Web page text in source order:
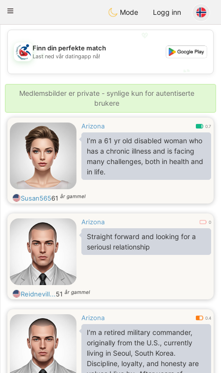
Handi Space
Toggle
Mode Logg inn
💖
💕
Finn din perfekte match
Last ned vår datingapp nå!
Medlemsbilder er private - synlige kun for autentiserte
brukere
Arizona 0.7
I’m a 61 yr old disabled woman who
has a chronic illness and is facing
many challenges, both in health and
in life.
Susan56561 år gammel
Arizona 0
Straight forward and looking for a
seriousl relationship
Reidnevill...51 år gammel
Arizona 0.4
I’m a retired military commander,
originally from the U.S., currently
living in Seoul, South Korea.
Discipline, loyalty, and honesty are